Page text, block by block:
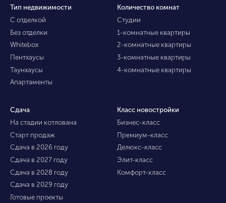
Тип недвижимости
С отделкой
Без отделки
Whitebox
Пентхаусы
Таунхаусы
Апартаменты
Количество комнат
Студии
1-комнатные квартиры
2-комнатные квартиры
3-комнатные квартиры
4-комнатные квартиры
Сдача
На стадии котлована
Старт продаж
Сдача в 2026 году
Сдача в 2027 году
Сдача в 2028 году
Сдача в 2029 году
Готовые проекты
Класс новостройки
Бизнес-класс
Премиум-класс
Делюкс-класс
Элит-класс
Комфорт-класс